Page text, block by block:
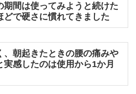
期間は使ってみようと続けた
どで硬さに慣れてきました
、朝起きたときの腰の痛みや
感したのは使用から1か月